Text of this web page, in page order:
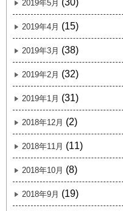
2019年5月
2019年4月 (15)
2019年3月 (38)
2019年2月 (32)
2019年1月 (31)
2018年12月 (2)
2018年11月 (11)
2018年10月 (8)
2018年9月 (19)